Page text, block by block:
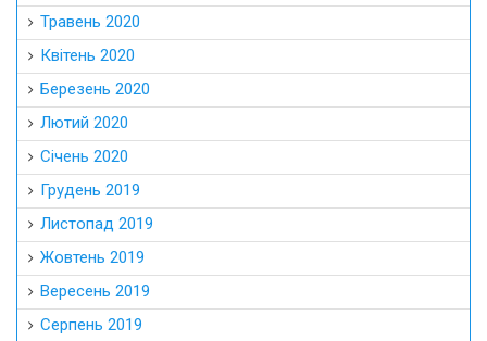
Травень 2020
Квітень 2020
Березень 2020
Лютий 2020
Січень 2020
Грудень 2019
Листопад 2019
Жовтень 2019
Вересень 2019
Серпень 2019